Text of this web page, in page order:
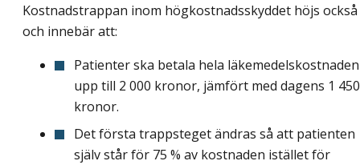
Kostnadstrappan inom högkostnadsskyddet höjs också
och innebär att:
Patienter ska betala hela läkemedelskostnaden
upp till 2 000 kronor, jämfört med dagens 1 450
kronor.
Det första trappsteget ändras så att patienten
själv står för 75 % av kostnaden istället för